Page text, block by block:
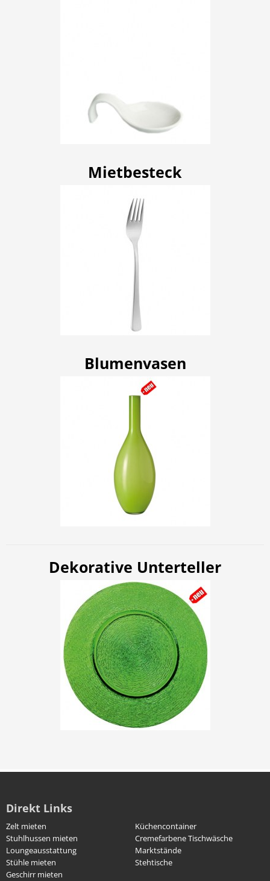
Mietbesteck
Blumenvasen
Dekorative Unterteller
Direkt Links
Zelt mieten
Küchencontainer
Stuhlhussen mieten
Cremefarbene Tischwäsche
Loungeausstattung
Marktstände
Stühle mieten
Stehtische
Geschirr mieten